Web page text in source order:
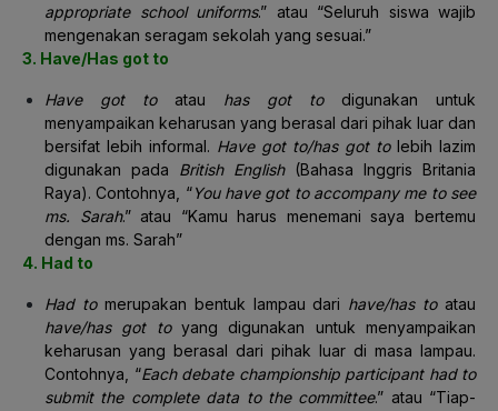
appropriate school uniforms.” atau “Seluruh siswa wajib
mengenakan seragam sekolah yang sesuai.”
3. Have/Has got to
Have got toatau has got todigunakan untuk
menyampaikan keharusan yang berasal dari pihak luar dan
bersifat lebih informal. Have got to/has got to lebih lazim
digunakan pada British English (Bahasa Inggris Britania
Raya). Contohnya, “You have got to accompany me to see
ms. Sarah.” atau “Kamu harus menemani saya bertemu
dengan ms. Sarah”
4. Had to
Had to merupakan bentuk lampau dari have/has to atau
have/has got toyang digunakan untuk menyampaikan
keharusan yang berasal dari pihak luar di masa lampau.
Contohnya, “Each debate championship participant had to
submit the complete data to the committee.” atau “Tiap-